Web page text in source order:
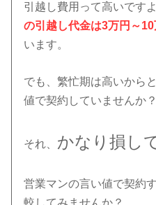
引越し費用って高いです
の引越し代金は3万円～
います。
でも、繁忙期は高いから
値で契約していませんか？
それ、 かなり損し
営業マンの言い値で契約
較してみませんか？